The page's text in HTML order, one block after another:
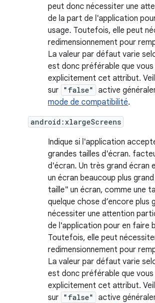
peut donc nécessiter une
de la part de l'application
usage. Toutefois, elle peut
redimensionnement pour
La valeur par défaut varie
est donc préférable que
explicitement cet attribut.
sur "false" active
mode de compatibilité.
android:xlargeScreens
Indique si l'application
grandes tailles d'écran.
d'écran. Un très grand écran
un écran beaucoup plus
taille" un écran, comme une
quelque chose d’encore plus
nécessiter une attention
de l'application pour en faire
Toutefois, elle peut
redimensionnement pour
La valeur par défaut varie
est donc préférable que
explicitement cet attribut.
sur "false" active